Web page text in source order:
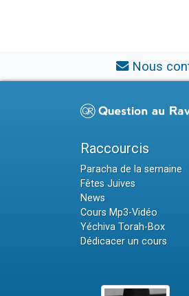
Nous
Raccourcis
Paracha de la semaine
Fêtes Juives
News
Cours Mp3-Vidéo
Yéchiva Torah-Box
Dédicacer un cours